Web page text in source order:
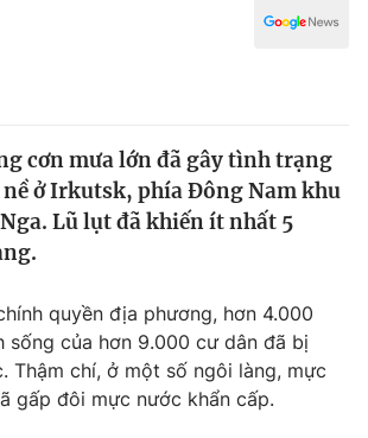
tế
cơn mưa lớn đã gây tình trạng
ở Irkutsk, phía Đông Nam khu
Lũ lụt đã khiến ít nhất 5
quyền địa phương, hơn 4.000
sống của hơn 9.000 cư dân đã bị
Thậm chí, ở một số ngôi làng, mực
gấp đôi mực nước khẩn cấp.